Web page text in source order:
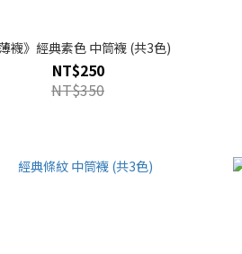
薄襪》經典素色 中筒襪 (共3色)
NT$250
NT$350